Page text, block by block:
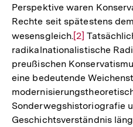
Perspektive waren
Rechte seit spätestens
wesensgleich.Zur
Auflösung
der
Fußnote
[2]
radikalnationalistische
preußischen
eine bedeutende
Sonderwegshistoriografie
Geschichtsverständnis